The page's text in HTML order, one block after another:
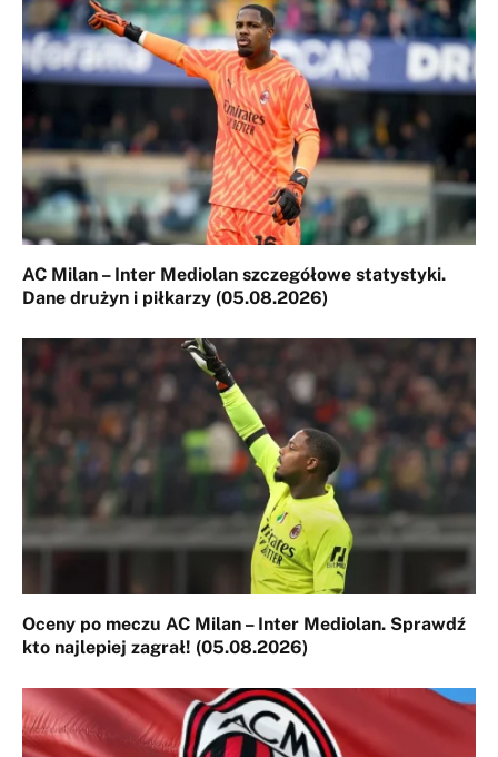
AC Milan – Inter Mediolan szczegółowe statystyki.
Dane drużyn i piłkarzy (05.08.2026)
Oceny po meczu AC Milan – Inter Mediolan. Sprawdź
kto najlepiej zagrał! (05.08.2026)